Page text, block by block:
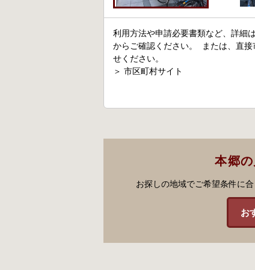
利用方法や申請必要書類など、詳細
からご確認ください。 または、直接
せください。
＞ 市区町村サイト
本郷
お探しの地域でご希望条件に
お